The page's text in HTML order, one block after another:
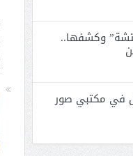
وكشفها..
في مكتبي صور